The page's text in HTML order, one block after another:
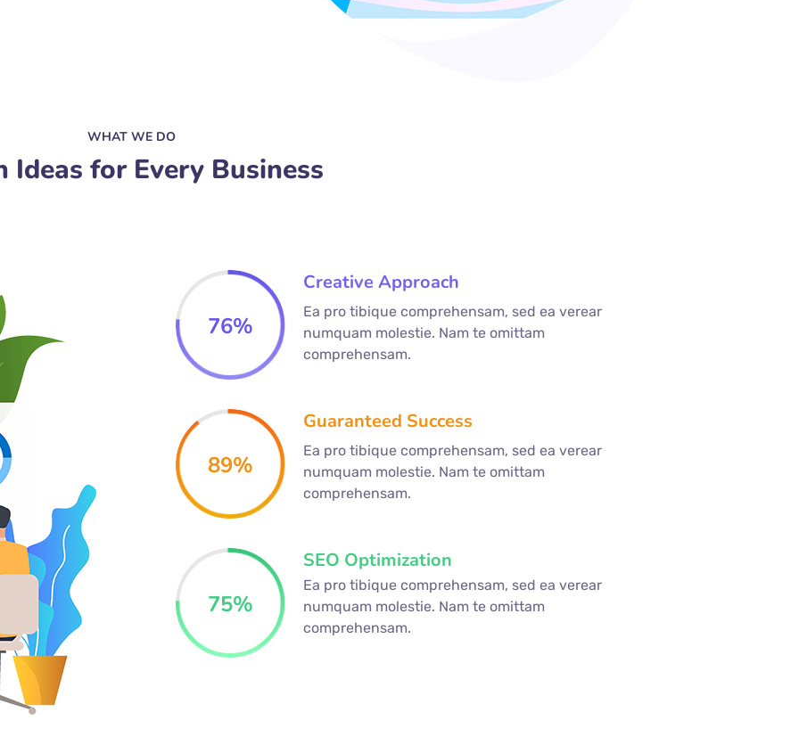
WHAT WE DO
Ideas for Every Business
76%
Creative Approach
Ea pro tibique comprehensam, sed ea verear
numquam molestie. Nam te omittam
comprehensam.
89%
Guaranteed Success
Ea pro tibique comprehensam, sed ea verear
numquam molestie. Nam te omittam
comprehensam.
75%
SEO Optimization
Ea pro tibique comprehensam, sed ea verear
numquam molestie. Nam te omittam
comprehensam.